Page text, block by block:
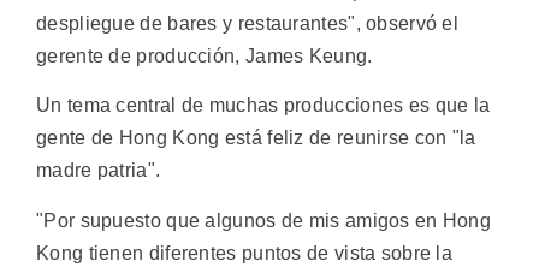
despliegue de bares y restaurantes", observó el
gerente de producción, James Keung.
Un tema central de muchas producciones es que la
gente de Hong Kong está feliz de reunirse con "la
madre patria".
"Por supuesto que algunos de mis amigos en Hong
Kong tienen diferentes puntos de vista sobre la